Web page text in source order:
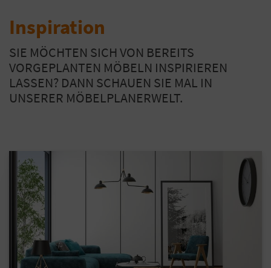
Inspiration
SIE MÖCHTEN SICH VON BEREITS
VORGEPLANTEN MÖBELN INSPIRIEREN
LASSEN? DANN SCHAUEN SIE MAL IN
UNSERER MÖBELPLANERWELT.